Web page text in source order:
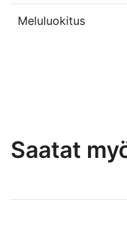
Meluluokitus
Saatat